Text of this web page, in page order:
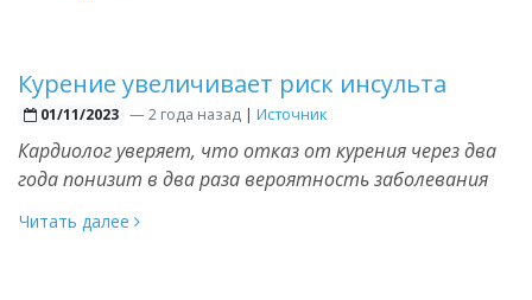
Курение увеличивает риск инсульта
01/11/2023 —2 года назад | Источник
Кардиолог уверяет, что отказ от курения через два
года понизит в два раза вероятность заболевания
Читать далее